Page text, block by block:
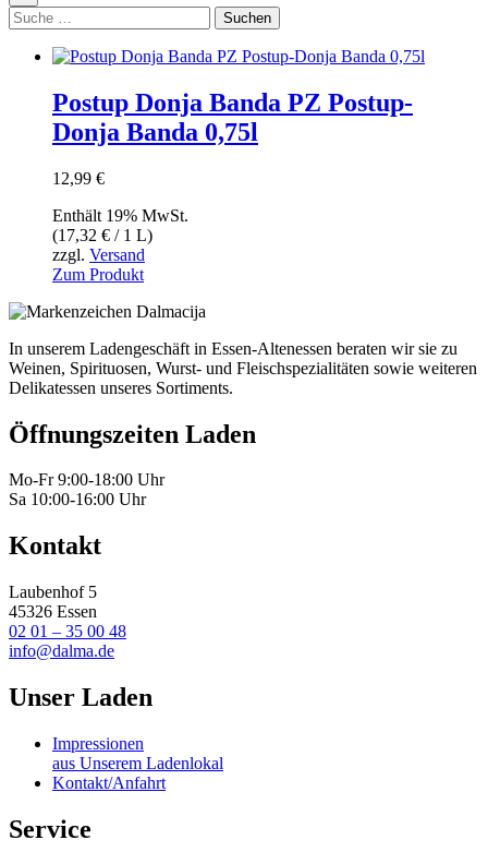
Suche: Suchen
Postup Donja Banda PZ Postup-
Donja Banda 0,75l
12,99 €
Enthält 19% MwSt.
(17,32 € / 1 L)
zzgl. Versand
Zum Produkt
In unserem Ladengeschäft in Essen-Altenessen beraten wir sie zu
Weinen, Spirituosen, Wurst- und Fleischspezialitäten sowie weiteren
Delikatessen unseres Sortiments.
Öffnungszeiten Laden
Mo-Fr 9:00-18:00 Uhr
Sa 10:00-16:00 Uhr
Kontakt
Laubenhof 5
45326 Essen
02 01 – 35 00 48
info@dalma.de
Unser Laden
Impressionen
aus Unserem Ladenlokal
Kontakt/Anfahrt
Service